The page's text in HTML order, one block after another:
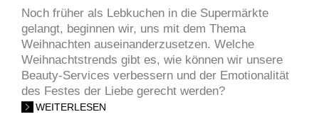
Noch früher als Lebkuchen in die Supermärkte
gelangt, beginnen wir, uns mit dem Thema
Weihnachten auseinanderzusetzen. Welche
Weihnachtstrends gibt es, wie können wir unsere
Beauty-Services verbessern und der Emotionalität
des Festes der Liebe gerecht werden?
WEITERLESEN